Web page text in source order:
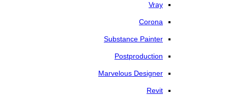
Vray
Corona
Substance Painter
Postproduction
Marvelous Designer
Revit